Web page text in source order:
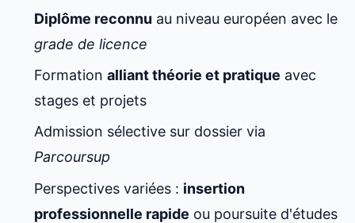
Diplôme reconnu au niveau européen avec le
grade de licence
Formation alliant théorie et pratique avec
stages et projets
Admission sélective sur dossier via
Parcoursup
Perspectives variées : insertion
professionnelle rapide ou poursuite d'études